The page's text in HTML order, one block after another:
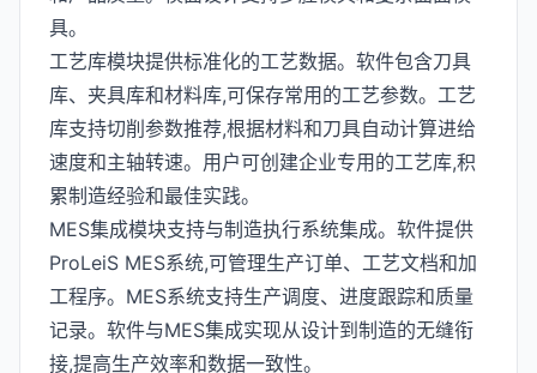
具。
工艺库模块提供标准化的工艺数据。软件包含刀具
库、夹具库和材料库,可保存常用的工艺参数。工艺
库支持切削参数推荐,根据材料和刀具自动计算进给
速度和主轴转速。用户可创建企业专用的工艺库,积
累制造经验和最佳实践。
MES集成模块支持与制造执行系统集成。软件提供
ProLeiS MES系统,可管理生产订单、工艺文档和加
工程序。MES系统支持生产调度、进度跟踪和质量
记录。软件与MES集成实现从设计到制造的无缝衔
接,提高生产效率和数据一致性。